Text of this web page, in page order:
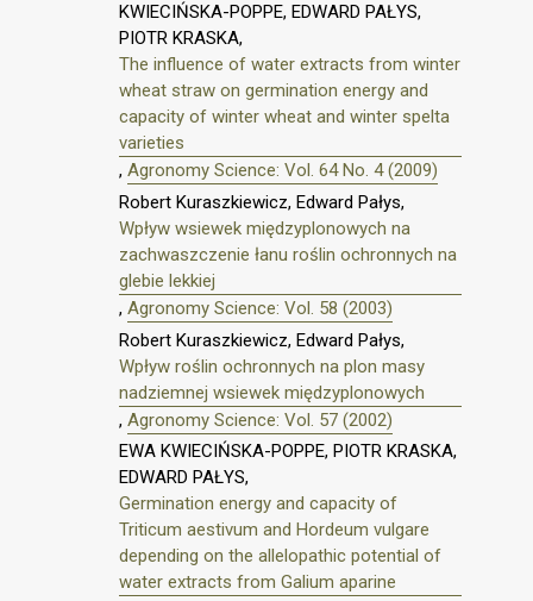
KWIECIŃSKA-POPPE, EDWARD PAŁYS,
PIOTR KRASKA,
The influence of water extracts from winter
wheat straw on germination energy and
capacity of winter wheat and winter spelta
varieties
, Agronomy Science: Vol. 64 No. 4 (2009)
Robert Kuraszkiewicz, Edward Pałys,
Wpływ wsiewek międzyplonowych na
zachwaszczenie łanu roślin ochronnych na
glebie lekkiej
, Agronomy Science: Vol. 58 (2003)
Robert Kuraszkiewicz, Edward Pałys,
Wpływ roślin ochronnych na plon masy
nadziemnej wsiewek międzyplonowych
, Agronomy Science: Vol. 57 (2002)
EWA KWIECIŃSKA-POPPE, PIOTR KRASKA,
EDWARD PAŁYS,
Germination energy and capacity of
Triticum aestivum and Hordeum vulgare
depending on the allelopathic potential of
water extracts from Galium aparine